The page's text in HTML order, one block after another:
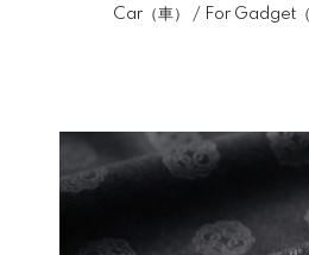
Car（車） / For Gadget（